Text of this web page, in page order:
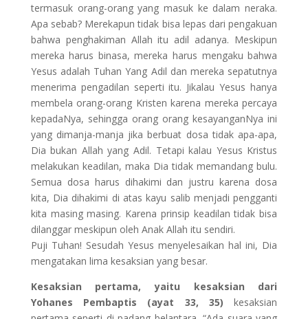
termasuk orang-orang yang masuk ke dalam neraka.
Apa sebab? Merekapun tidak bisa lepas dari pengakuan
bahwa penghakiman Allah itu adil adanya. Meskipun
mereka harus binasa, mereka harus mengaku bahwa
Yesus adalah Tuhan Yang Adil dan mereka sepatutnya
menerima pengadilan seperti itu. Jikalau Yesus hanya
membela orang-orang Kristen karena mereka percaya
kepadaNya, sehingga orang orang kesayanganNya ini
yang dimanja-manja jika berbuat dosa tidak apa-apa,
Dia bukan Allah yang Adil. Tetapi kalau Yesus Kristus
melakukan keadilan, maka Dia tidak memandang bulu.
Semua dosa harus dihakimi dan justru karena dosa
kita, Dia dihakimi di atas kayu salib menjadi pengganti
kita masing masing. Karena prinsip keadilan tidak bisa
dilanggar meskipun oleh Anak Allah itu sendiri.
Puji Tuhan! Sesudah Yesus menyelesaikan hal ini, Dia
mengatakan lima kesaksian yang besar.
Kesaksian pertama, yaitu kesaksian dari
Yohanes Pembaptis (ayat 33, 35)kesaksian